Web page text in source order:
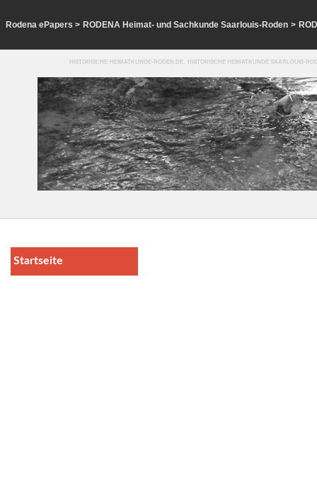
Rodena ePapers > RODENA Heimat- und Sachkunde Saarlouis-Roden >
HISTORISCHE-HEIMATKUNDE-RODEN.DE . HISTORISCHE HEIMATKUNDE SAARLOUIS-
Startseite